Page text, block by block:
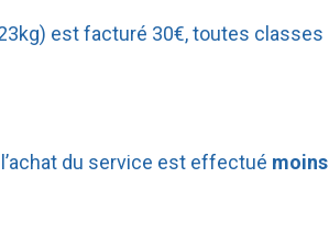
est facturé 30€, toutes classes
du service est effectué moins